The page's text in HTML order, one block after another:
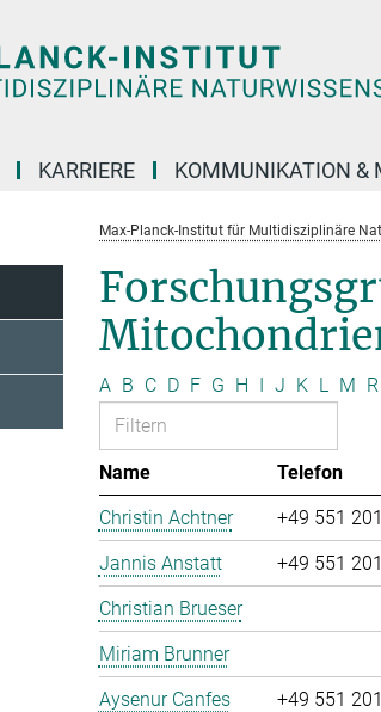
KARRIERE KOMMUNIKATION &
Max-Planck-Institut für Multidisziplinäre
A B C D F G H I J K L M R
Name Telefon
Christin Achtner
+49 551
Jannis Anstatt
+49 551
Christian Brueser
Miriam Brunner
Aysenur Canfes
+49 551